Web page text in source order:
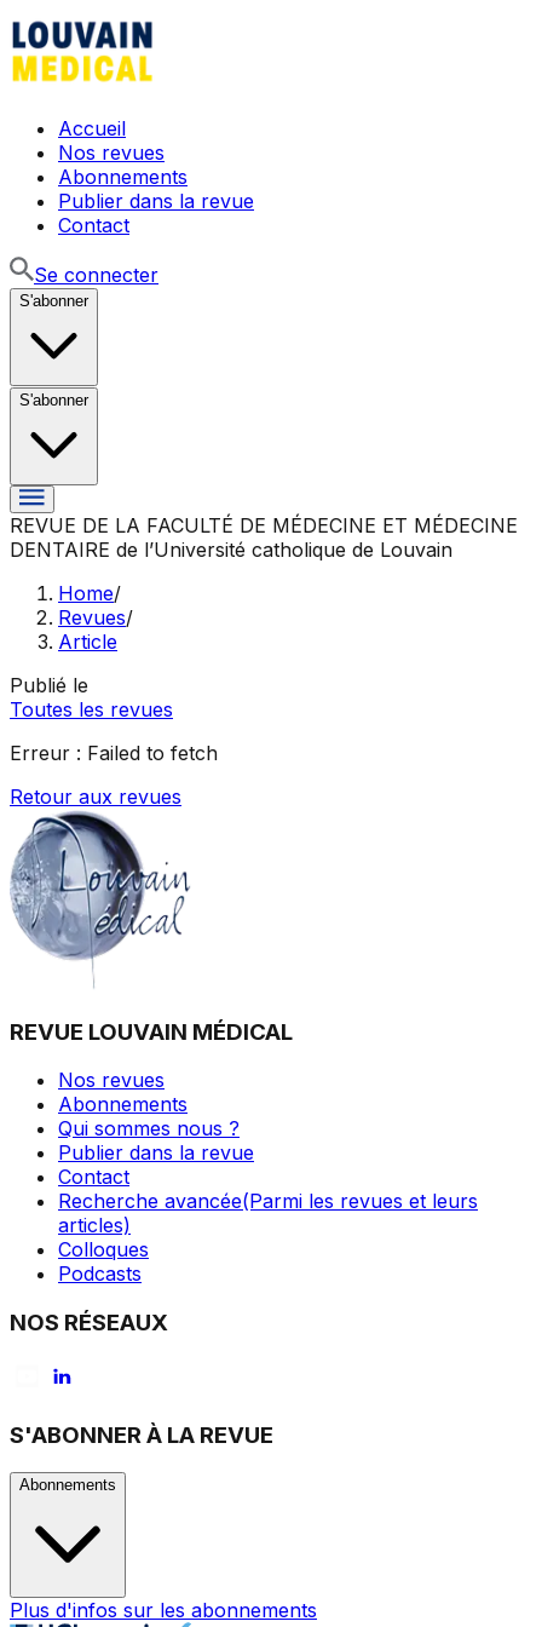
Accueil
Nos revues
Abonnements
Publier dans la revue
Contact
Se connecter
S'abonner
S'abonner
REVUE DE LA FACULTÉ DE MÉDECINE ET MÉDECINE
DENTAIRE de l’Université catholique de Louvain
Home/
Revues/
Article
Publié le
Toutes les revues
Erreur : Failed to fetch
Retour aux revues
REVUE LOUVAIN MÉDICAL
Nos revues
Abonnements
Qui sommes nous ?
Publier dans la revue
Contact
Recherche avancée(Parmi les revues et leurs
articles)
Colloques
Podcasts
NOS RÉSEAUX
S'ABONNER À LA REVUE
Abonnements
Plus d'infos sur les abonnements